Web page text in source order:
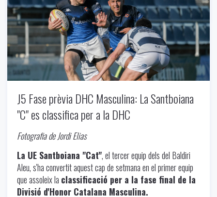
Uncategorized-11/19/2024
J5 Fase prèvia DHC Masculina: La Santboiana
"C" es classifica per a la DHC
Fotografia de Jordi Elias
La UE Santboiana "Cat", el tercer equip dels del Baldiri
Aleu, s'ha convertit aquest cap de setmana en el primer equip
que assoleix la classificació per a la fase final de la
Divisió d'Honor Catalana Masculina.